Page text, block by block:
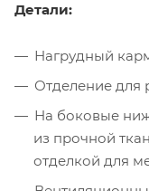
Детали:
Нагрудный
Отделение для
На боковые
из прочной
отделкой для